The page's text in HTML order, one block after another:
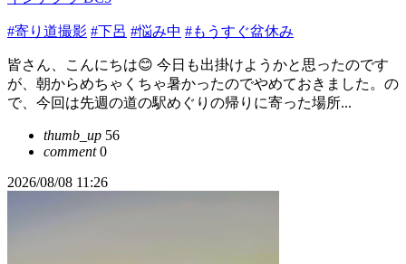
#寄り道撮影 #下呂 #悩み中 #もうすぐ盆休み
皆さん、こんにちは😊 今日も出掛けようかと思ったのです
が、朝からめちゃくちゃ暑かったのでやめておきました。の
で、今回は先週の道の駅めぐりの帰りに寄った場所...
thumb_up 56
comment0
2026/08/08 11:26